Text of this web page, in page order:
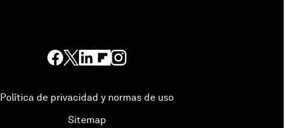
Política de privacidad y normas de uso
Sitemap